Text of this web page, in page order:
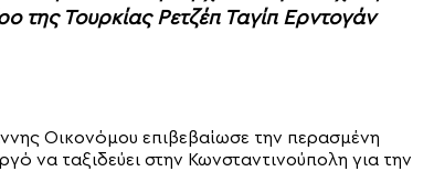
της Τουρκίας Ρετζέπ Ταγίπ Ερντογάν
Οικονόμου επιβεβαίωσε την περασμένη
να ταξιδεύει στην Κωνσταντινούπολη για την